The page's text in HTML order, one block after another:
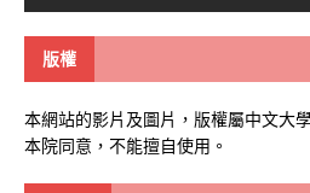
版權
本網站的影片及圖片，版權屬中文大
本院同意，不能擅自使用。